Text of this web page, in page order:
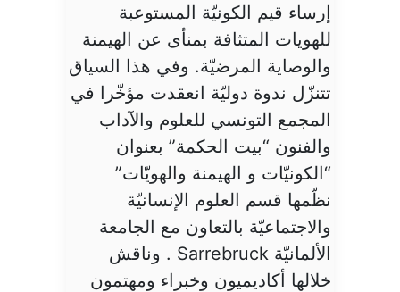
إرساء قيم الكونيّة المستوعبة
للهويات المتثافة بمنأى عن الهيمنة
والوصاية المرضيّة. وفي هذا السياق
تتنزّل ندوة دوليّة انعقدت مؤخّرا في
المجمع التونسي للعلوم والآداب
والفنون “بيت الحكمة” بعنوان
“الكونيّات و الهيمنة والهويّات”
نظّمها قسم العلوم الإنسانيّة
والاجتماعيّة بالتعاون مع الجامعة
الألمانيّة Sarrebruck . وناقش
خلالها أكاديميون وخبراء ومهتمون